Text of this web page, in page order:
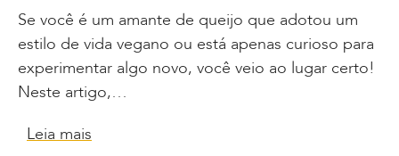
Se você é um amante de queijo que adotou um
estilo de vida vegano ou está apenas curioso para
experimentar algo novo, você veio ao lugar certo!
Neste artigo,…
Leia mais